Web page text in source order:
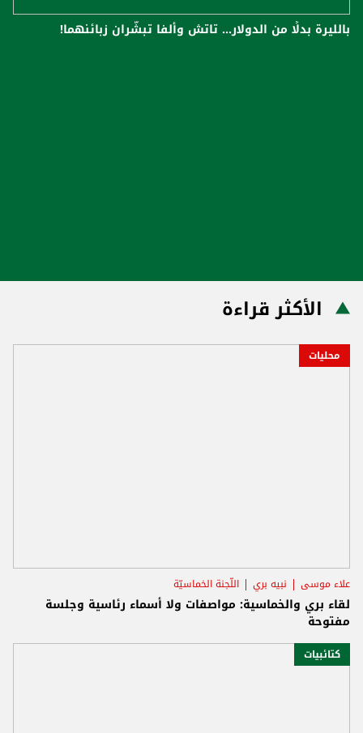
بالليرة بدلًا من الدولار... تاتش وألفا تبشّران زبائنهما!
الأكثر قراءة
محليات
علاء موسى نبيه بري اللّجنة الخماسيّة
لقاء بري والخماسية: مواصفات ولا أسماء رئاسية وجلسة
مفتوحة
كتائبيات